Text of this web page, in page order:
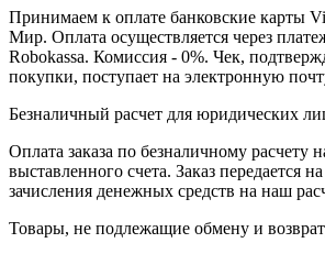
Принимаем к оплате банковские карты
Мир. Оплата осуществляется через
Robokassa. Комиссия - 0%. Чек,
покупки, поступает на электронную
Безналичный расчет для юридических
Оплата заказа по безналичному расчету
выставленного счета. Заказ передается
зачисления денежных средств на наш
Товары, не подлежащие обмену и